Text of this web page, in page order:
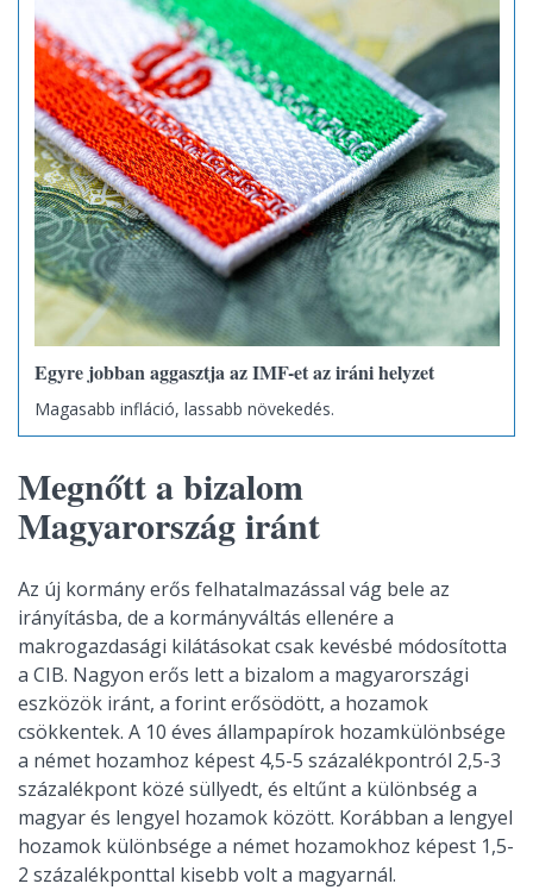
Egyre jobban aggasztja az IMF-et az iráni helyzet
Magasabb infláció, lassabb növekedés.
Megnőtt a bizalom
Magyarország iránt
Az új kormány erős felhatalmazással vág bele az
irányításba, de a kormányváltás ellenére a
makrogazdasági kilátásokat csak kevésbé módosította
a CIB. Nagyon erős lett a bizalom a magyarországi
eszközök iránt, a forint erősödött, a hozamok
csökkentek. A 10 éves állampapírok hozamkülönbsége
a német hozamhoz képest 4,5-5 százalékpontról 2,5-3
százalékpont közé süllyedt, és eltűnt a különbség a
magyar és lengyel hozamok között. Korábban a lengyel
hozamok különbsége a német hozamokhoz képest 1,5-
2 százalékponttal kisebb volt a magyarnál.